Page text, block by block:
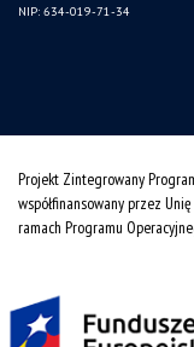
NIP: 634-019-71-34
Projekt Zintegrowany
współfinansowany przez
ramach Programu